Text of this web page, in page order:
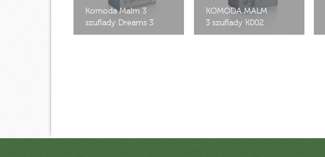
Komoda Malm 3
szuflady Dreams 3
KOMODA MALM
3 szuflady K002